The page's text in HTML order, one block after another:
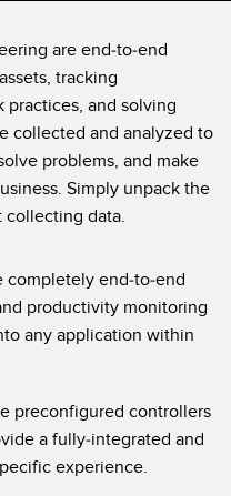
ンスセンサ
are end-to-end
tracking
practices, and solving
collected and analyzed to
problems, and make
Simply unpack the
collecting data.
completely end-to-end
productivity monitoring
any application within
preconfigured controllers
a fully-integrated and
experience.